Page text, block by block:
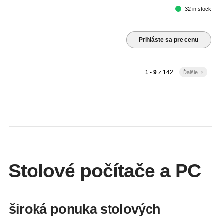
32 in stock
Prihláste sa pre cenu
1 - 9z 142 Ďalšie keyboard_arrow_right
Stolové počítače a PC
široká ponuka stolových